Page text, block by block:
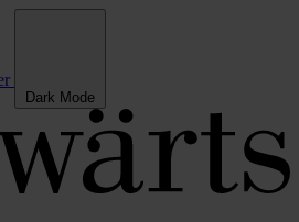
Dark Mode